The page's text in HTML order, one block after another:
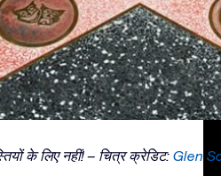
के लिए नहीं! – चित्र क्रेडिट: Glen